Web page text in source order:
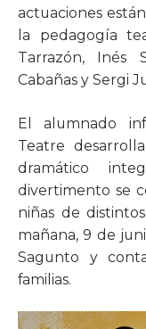
actuaciones
la pedagogía
Tarrazón, Inés
Cabañas y Sergi
El alumnado
Teatre
dramático
divertimento se
niñas de
mañana, 9 de
Sagunto y
familias.